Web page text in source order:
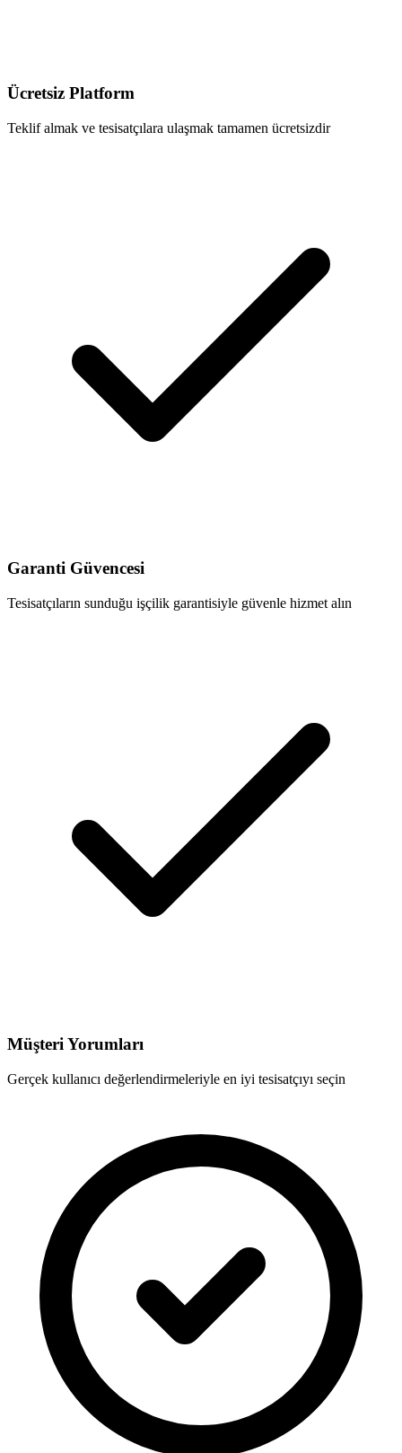
Ücretsiz Platform
Teklif almak ve tesisatçılara ulaşmak tamamen ücretsizdir
Garanti Güvencesi
Tesisatçıların sunduğu işçilik garantisiyle güvenle hizmet alın
Müşteri Yorumları
Gerçek kullanıcı değerlendirmeleriyle en iyi tesisatçıyı seçin